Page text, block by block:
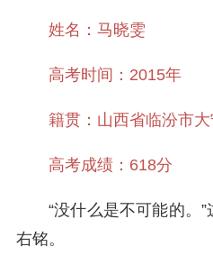
姓名：马晓雯
高考时间：2015年
籍贯：山西省临汾市
高考成绩：618分
“没什么是不可能的。
右铭。